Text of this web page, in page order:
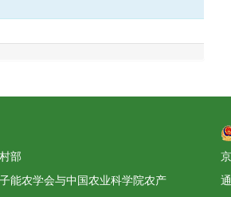
部
能农学会与中国农业科学院农产